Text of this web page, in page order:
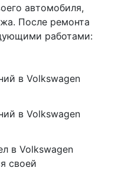
автомобиля,
После ремонта
работами:
в Volkswagen
в Volkswagen
в Volkswagen
своей